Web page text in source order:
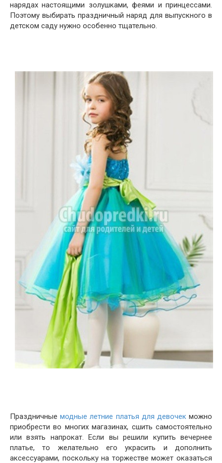
нарядах настоящими золушками, феями и принцессами.
Поэтому выбирать праздничный наряд для выпускного в
детском саду нужно особенно тщательно.
Праздничныемодные летние платья для девочекможно
приобрести во многих магазинах, сшить самостоятельно
или взять напрокат. Если вы решили купить вечернее
платье, то желательно его украсить и дополнить
аксессуарами, поскольку на торжестве может оказаться